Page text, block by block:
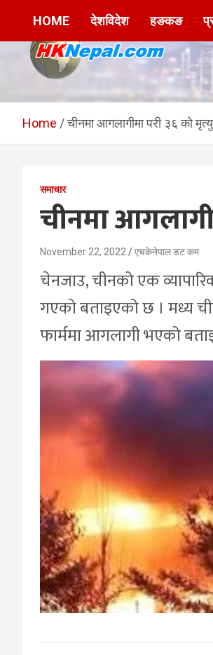
HKNepal.com –
हङकङबाट
hknepal, hknepal.com, hk nepal, hk nepal
HOME देशविदेश हङकङ
Home चीनमा आगलागीमा परी ३६ को मृत्यु
समाचार
चीनमा
November 22, 2022 एचकेनेपाल डट कम
चेनजाउ, चीनको एक
गएको बताइएको छ । मध्य
फार्ममा आगलागी भएको